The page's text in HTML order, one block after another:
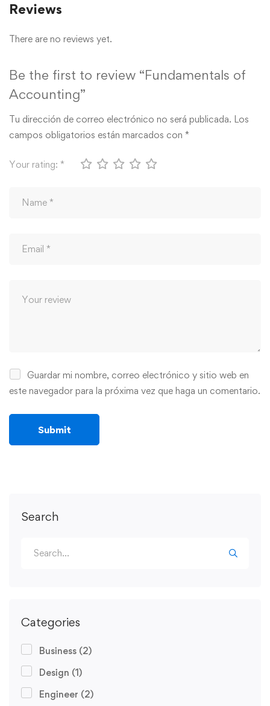
Search
Categories
Business (2)
Design (1)
Engineer (2)
Reviews
There are no reviews yet.
Be the first to review “Fundamentals of
Accounting”
Tu dirección de correo electrónico no será publicada. Los
campos obligatorios están marcados con *
Your rating: *
Guardar mi nombre, correo electrónico y sitio web en
este navegador para la próxima vez que haga un comentario.